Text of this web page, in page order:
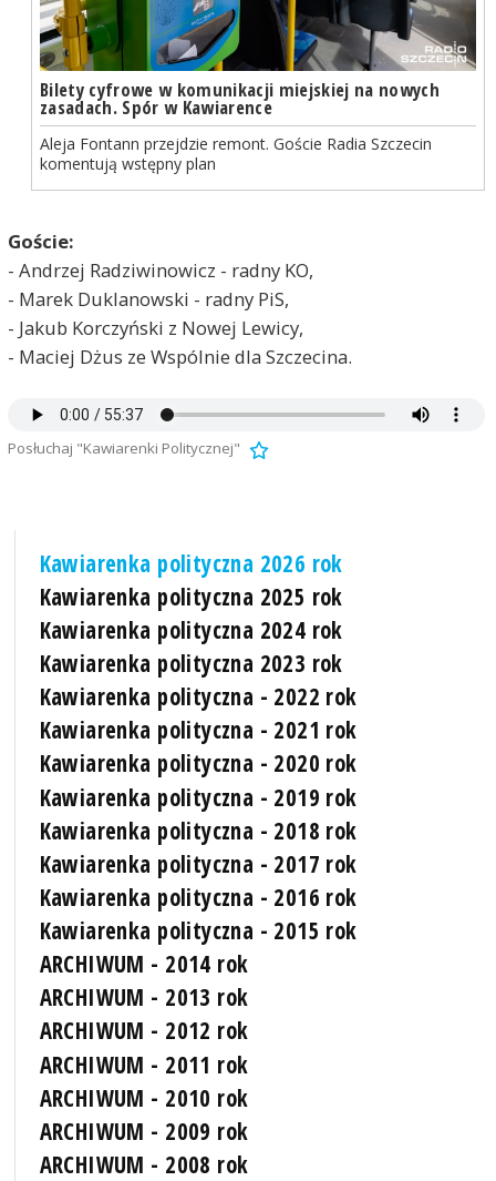
Bilety cyfrowe w komunikacji miejskiej na nowych
zasadach. Spór w Kawiarence
Aleja Fontann przejdzie remont. Goście Radia Szczecin
komentują wstępny plan
Goście:
- Andrzej Radziwinowicz - radny KO,
- Marek Duklanowski - radny PiS,
- Jakub Korczyński z Nowej Lewicy,
- Maciej Dżus ze Wspólnie dla Szczecina.
Posłuchaj "Kawiarenki Politycznej"
Kawiarenka polityczna 2026 rok
Kawiarenka polityczna 2025 rok
Kawiarenka polityczna 2024 rok
Kawiarenka polityczna 2023 rok
Kawiarenka polityczna - 2022 rok
Kawiarenka polityczna - 2021 rok
Kawiarenka polityczna - 2020 rok
Kawiarenka polityczna - 2019 rok
Kawiarenka polityczna - 2018 rok
Kawiarenka polityczna - 2017 rok
Kawiarenka polityczna - 2016 rok
Kawiarenka polityczna - 2015 rok
ARCHIWUM - 2014 rok
ARCHIWUM - 2013 rok
ARCHIWUM - 2012 rok
ARCHIWUM - 2011 rok
ARCHIWUM - 2010 rok
ARCHIWUM - 2009 rok
ARCHIWUM - 2008 rok